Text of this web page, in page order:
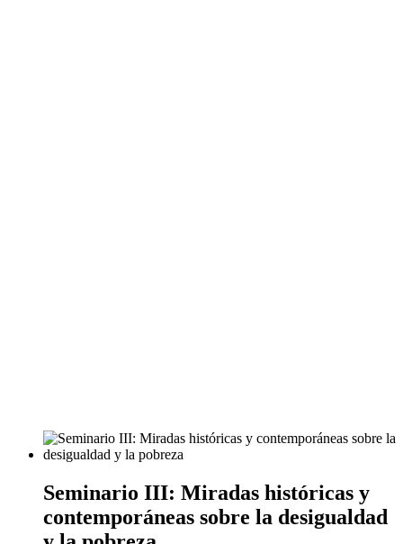
Seminario III: Miradas históricas y
contemporáneas sobre la desigualdad